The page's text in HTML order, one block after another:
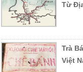
Từ
Trà
Việt